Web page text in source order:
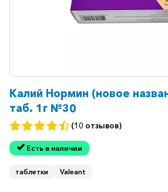
Калий Нормин (новое
таб. 1г №30
(10 отзывов)
Есть в наличии
таблетки Valeant